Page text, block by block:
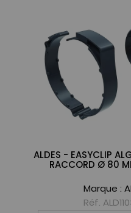
ALDES - EASYCLIP
RACCORD Ø 80
Marque :
Réf.